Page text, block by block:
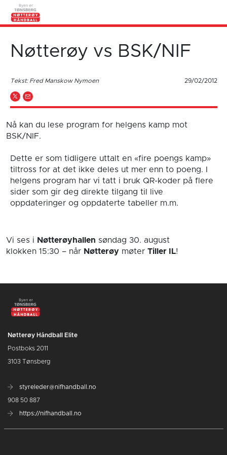
Nøtterøy vs BSK/NIF
Tekst: Fred Manskow Nymoen 29/02/2012
Nå kan du lese program for helgens kamp mot
BSK/NIF.
Dette er som tidligere uttalt en «fire poengs kamp»
tiltross for at det ikke deles ut mer enn to poeng. I
helgens program har vi tatt i bruk QR-koder på flere
sider som gir deg direkte tilgang til live
oppdateringer og oppdaterte tabeller m.m.
Vi ses i Nøtterøyhallen søndag 30. august
klokken 15:30 – når Nøtterøy møter Tiller IL!
Nøtterøy Håndball Elite
Postboks 2011
3103 Tønsberg
styreleder@nifhandball.no
908 50 887
https://nifhandball.no